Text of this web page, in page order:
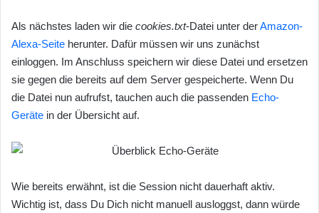
Als nächstes laden wir die cookies.txt-Datei unter derAmazon-
Alexa-Seite herunter. Dafür müssen wir uns zunächst
einloggen. Im Anschluss speichern wir diese Datei und ersetzen
sie gegen die bereits auf dem Server gespeicherte. Wenn Du
die Datei nun aufrufst, tauchen auch die passenden Echo-
Geräte in der Übersicht auf.
Wie bereits erwähnt, ist die Session nicht dauerhaft aktiv.
Wichtig ist, dass Du Dich nicht manuell ausloggst, dann würde